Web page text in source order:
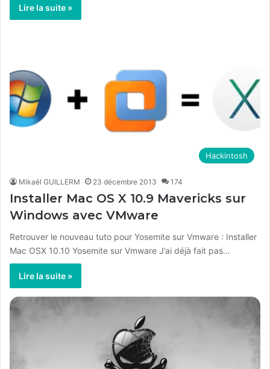
Lire la suite »
Hackintosh
Mikaël GUILLERM 23 décembre 2013 174
Installer Mac OS X 10.9 Mavericks sur
Windows avec VMware
Retrouver le nouveau tuto pour Yosemite sur Vmware : Installer
Mac OSX 10.10 Yosemite sur Vmware J’ai déjà fait pas…
Lire la suite »